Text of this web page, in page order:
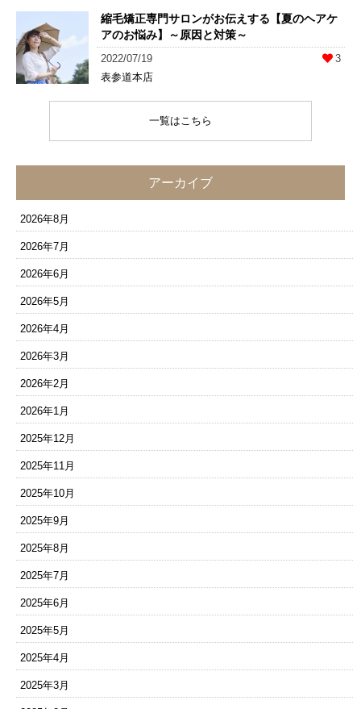
縮毛矯正専門サロンがお伝えする【夏のヘアケ
アのお悩み】～原因と対策～
2022/07/19
3
表参道本店
一覧はこちら
アーカイブ
2026年8月
2026年7月
2026年6月
2026年5月
2026年4月
2026年3月
2026年2月
2026年1月
2025年12月
2025年11月
2025年10月
2025年9月
2025年8月
2025年7月
2025年6月
2025年5月
2025年4月
2025年3月